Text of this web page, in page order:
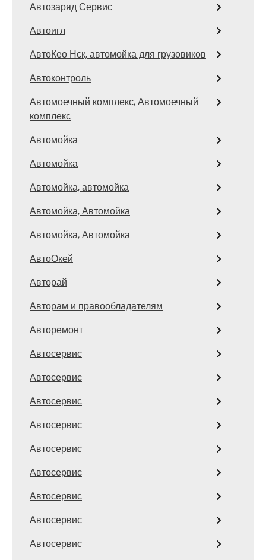
Автозаряд Сервис
Автоигл
АвтоКео Нск, автомойка для грузовиков
Автоконтроль
Автомоечный комплекс, Автомоечный
комплекс
Автомойка
Автомойка
Автомойка, автомойка
Автомойка, Автомойка
Автомойка, Автомойка
АвтоОкей
Авторай
Авторам и правообладателям
Авторемонт
Автосервис
Автосервис
Автосервис
Автосервис
Автосервис
Автосервис
Автосервис
Автосервис
Автосервис